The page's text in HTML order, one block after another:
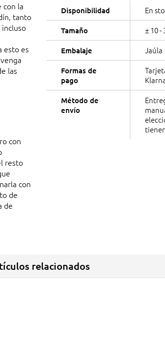
con la
tanto
esto es
las
con
resto
con
de
de
Disponibilidad En
Tamaño ± 10 -
Embalaje Jaúla
Formas de
pago
Método de
envío
relacionados